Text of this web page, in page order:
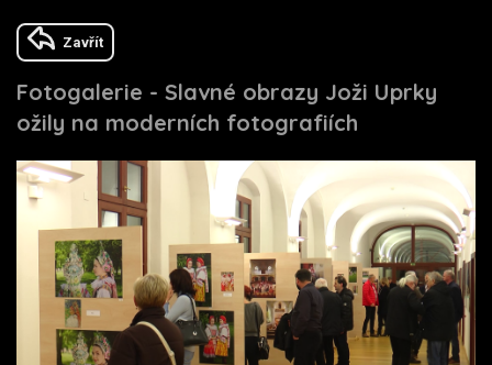
Zavřít
Fotogalerie - Slavné obrazy Joži Uprky
ožily na moderních fotografiích